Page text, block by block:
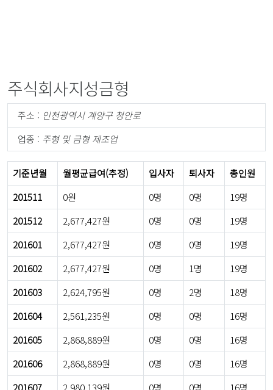
주식회사지성금형
주소 : 인천광역시 계양구 청안로
업종 : 주형 및 금형 제조업
기준년월 월평균급여(추정) 입사자 퇴사자
총인원
201511
0원 0명 0명
19명
201512
2,677,427원 0명 0명
19명
201601
2,677,427원 0명 0명
19명
201602
2,677,427원 0명 1명
19명
201603
2,624,795원 0명 2명
18명
201604
2,561,235원 0명 0명
16명
201605
2,868,889원 0명 0명
16명
201606
2,868,889원 0명 0명
16명
201607
2,980,139원 0명 0명
16명